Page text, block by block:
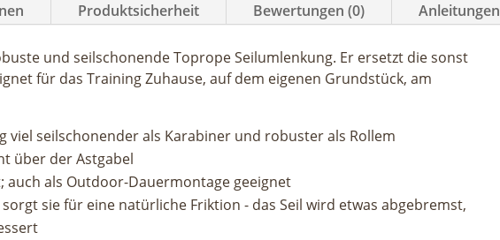
Produktsicherheit Bewertungen (0) Anleitungen
und seilschonende Toprope Seilumlenkung. Er ersetzt die sonst
für das Training Zuhause, auf dem eigenen Grundstück, am
viel seilschonender als Karabiner und robuster als Rollem
über der Astgabel
als Outdoor-Dauermontage geeignet
sie für eine natürliche Friktion - das Seil wird etwas abgebremst,